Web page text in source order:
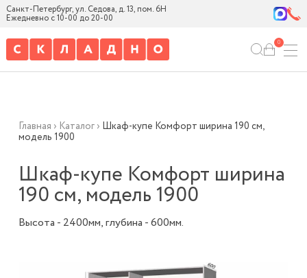
Санкт-Петербург, ул. Седова, д. 13, пом. 6Н
Ежедневно с 10-00 до 20-00
0
Главная › Каталог› Шкаф-купе Комфорт ширина 190 см,
модель 1900
Шкаф-купе Комфорт ширина
190 см, модель 1900
Высота - 2400мм, глубина - 600мм.